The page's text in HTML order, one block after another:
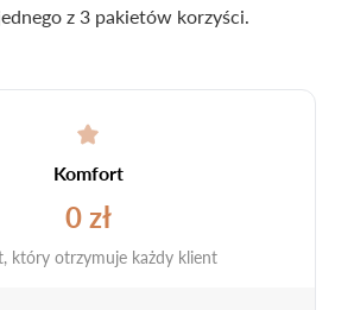
z 3 pakietów korzyści.
Komfort
0 zł
który otrzymuje każdy klient